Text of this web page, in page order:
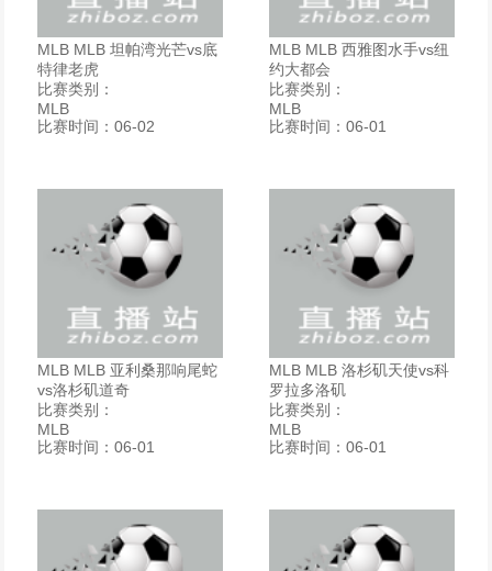
MLB MLB 坦帕湾光芒vs底
特律老虎
比赛类别：
MLB
比赛时间：06-02
MLB MLB 西雅图水手vs纽
约大都会
比赛类别：
MLB
比赛时间：06-01
MLB MLB 亚利桑那响尾蛇
vs洛杉矶道奇
比赛类别：
MLB
比赛时间：06-01
MLB MLB 洛杉矶天使vs科
罗拉多洛矶
比赛类别：
MLB
比赛时间：06-01